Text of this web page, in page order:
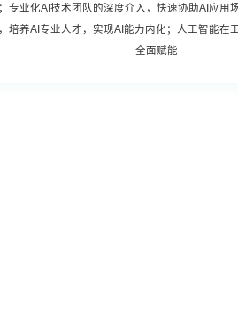
专业化AI技术团队的深度介入，快速协助AI应用
培养AI专业人才，实现AI能力内化；人工智能在
全面赋能